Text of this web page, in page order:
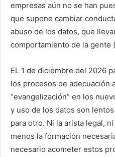
empresas aún no se han
que supone cambiar
abuso de los datos, que
comportamiento de la gente
EL 1 de diciembre del 2026
los procesos de adecuación
“evangelización” en los
y uso de los datos son
para otro. Ni la arista legal,
menos la formación
necesario acometer estos